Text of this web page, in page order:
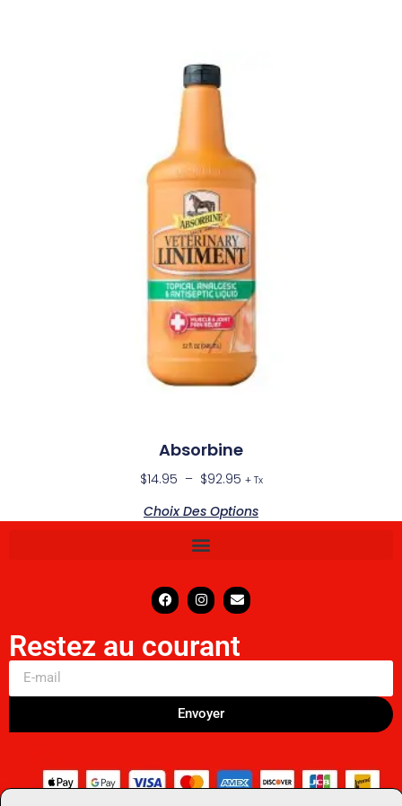
Absorbine
$14.95 – $92.95 + Tx
Choix Des Options
Restez au courant
Envoyer